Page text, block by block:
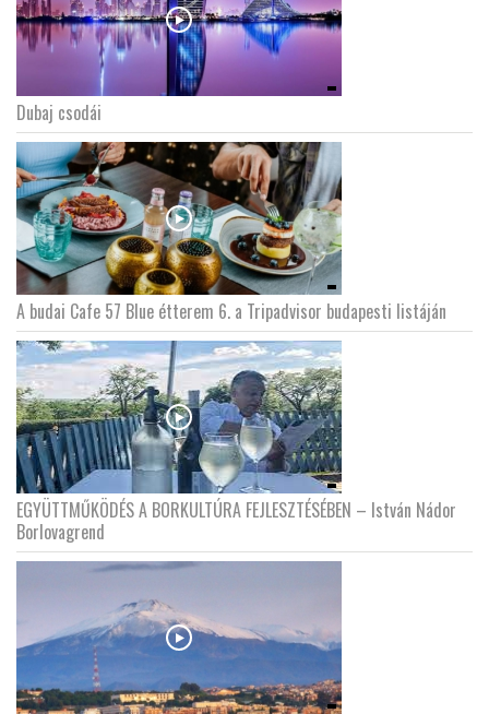
Dubaj csodái
A budai Cafe 57 Blue étterem 6. a Tripadvisor budapesti listáján
EGYÜTTMŰKÖDÉS A BORKULTÚRA FEJLESZTÉSÉBEN – István Nádor
Borlovagrend